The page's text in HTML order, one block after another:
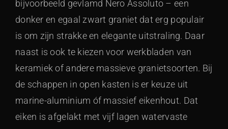
bijvoorbeeld gevlamd Nero Assoluto – een
donker en egaal zwart graniet dat erg populair
is om zijn strakke en elegante uitstraling. Daar
naast is ook te kiezen voor werkbladen van
keramiek of andere massieve granietsoorten. Bij
de schappen in open kasten is er keuze uit
marine-aluminium óf massief eikenhout. Dat
eiken is afgelakt met vijf lagen watervaste